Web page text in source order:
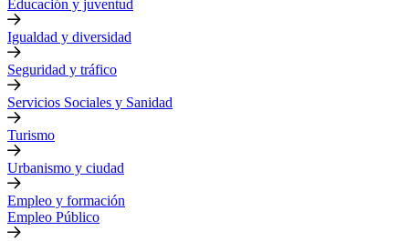
Educación y juventud
Igualdad y diversidad
Seguridad y tráfico
Servicios Sociales y Sanidad
Turismo
Urbanismo y ciudad
Empleo y formación
Empleo Público